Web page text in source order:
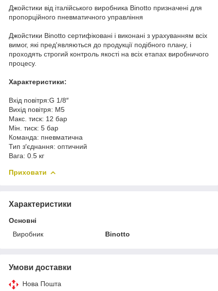
Джойстики від італійського виробника Binotto призначені для
пропорційного пневматичного управління
Джойстики Binotto сертифіковані і виконані з урахуванням всіх
вимог, які пред'являються до продукції подібного плану, і
проходять строгий контроль якості на всіх етапах виробничого
процесу.
Характеристики:
Вхід повітря:G 1/8″
Вихід повітря: М5
Макс. тиск: 12 бар
Мін. тиск: 5 бар
Команда: пневматична
Тип з′єднання: оптичний
Вага: 0.5 кг
Приховати
Характеристики
Основні
Виробник
Binotto
Умови доставки
Нова Пошта